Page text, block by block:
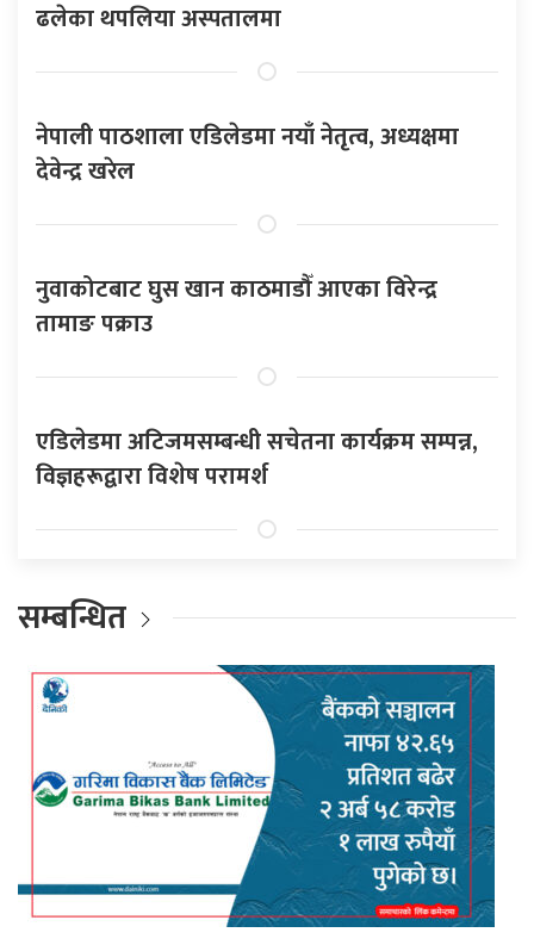
ढलेका थपलिया अस्पतालमा
नेपाली पाठशाला एडिलेडमा नयाँ नेतृत्व, अध्यक्षमा
देवेन्द्र खरेल
नुवाकोटबाट घुस खान काठमाडौँ आएका विरेन्द्र
तामाङ पक्राउ
एडिलेडमा अटिजमसम्बन्धी सचेतना कार्यक्रम सम्पन्न,
विज्ञहरूद्वारा विशेष परामर्श
सम्बन्धित